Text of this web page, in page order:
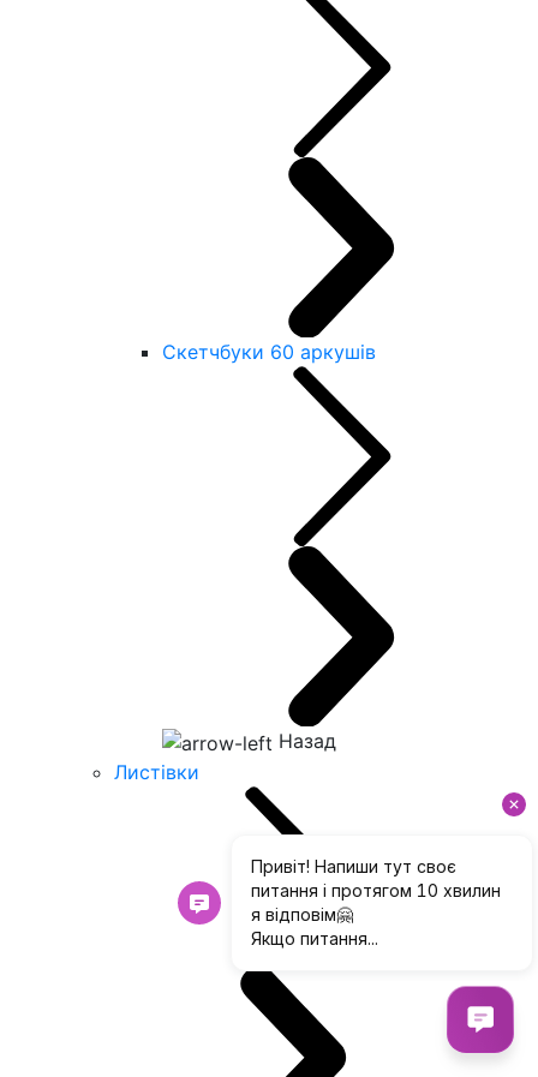
Скетчбуки 60 аркушів
Назад
Листівки